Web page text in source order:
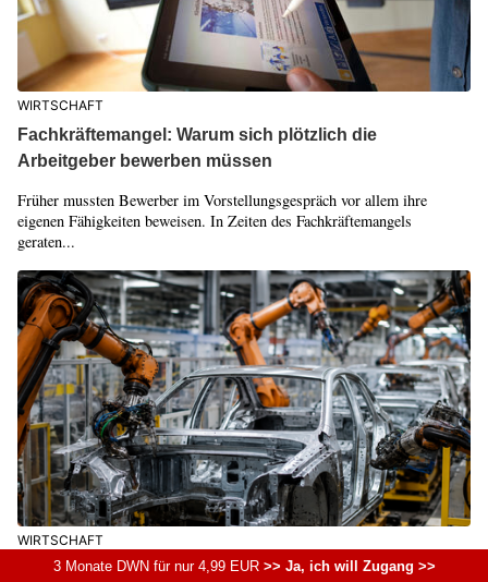
WIRTSCHAFT
Fachkräftemangel: Warum sich plötzlich die
Arbeitgeber bewerben müssen
Früher mussten Bewerber im Vorstellungsgespräch vor allem ihre
eigenen Fähigkeiten beweisen. In Zeiten des Fachkräftemangels
geraten...
WIRTSCHAFT
Produktion steigt erneut: Hoffnung für Deutschlands
3 Monate DWN für nur 4,99 EUR>> Ja, ich will Zugang >>